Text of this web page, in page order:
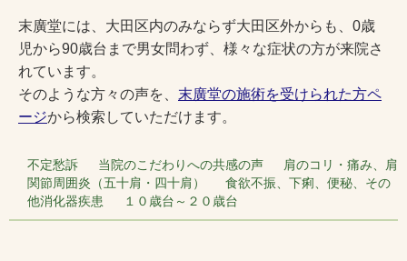
末廣堂には、大田区内のみならず大田区外からも、0歳
児から90歳台まで男女問わず、様々な症状の方が来院さ
れています。
そのような方々の声を、 末廣堂の施術を受けられた方ペ
ージから検索していただけます。
不定愁訴 当院のこだわりへの共感の声 肩のコリ・痛み、肩
関節周囲炎（五十肩・四十肩） 食欲不振、下痢、便秘、その
他消化器疾患 １０歳台～２０歳台